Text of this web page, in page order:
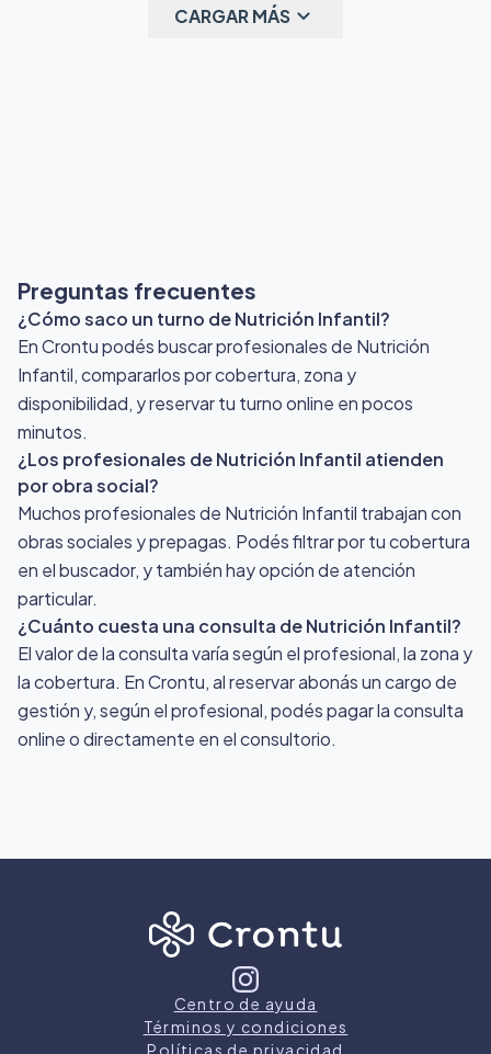
CARGAR MÁS keyboard_arrow_down
Preguntas frecuentes
¿Cómo saco un turno de Nutrición Infantil?
En Crontu podés buscar profesionales de Nutrición
Infantil, compararlos por cobertura, zona y
disponibilidad, y reservar tu turno online en pocos
minutos.
¿Los profesionales de Nutrición Infantil atienden
por obra social?
Muchos profesionales de Nutrición Infantil trabajan con
obras sociales y prepagas. Podés filtrar por tu cobertura
en el buscador, y también hay opción de atención
particular.
¿Cuánto cuesta una consulta de Nutrición Infantil?
El valor de la consulta varía según el profesional, la zona y
la cobertura. En Crontu, al reservar abonás un cargo de
gestión y, según el profesional, podés pagar la consulta
online o directamente en el consultorio.
Centro de ayuda
Términos y condiciones
Políticas de privacidad